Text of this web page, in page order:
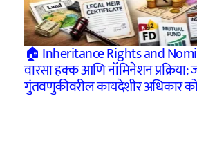
🏠 Inheritance Rights and
वारसा हक्क आणि नॉमिनेशन
गुंतवणुकीवरील कायदेशीर अधिकार